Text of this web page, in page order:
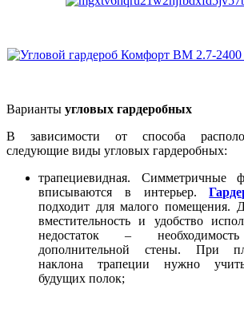
Варианты угловых гардеробных
В зависимости от способа
следующие виды угловых гардеробных:
трапециевидная. Симметричные
вписываются в интерьер.
подходит для малого помещения.
вместительность и удобство
недостаток –
дополнительной стены. При
наклона трапеции нужно
будущих полок;